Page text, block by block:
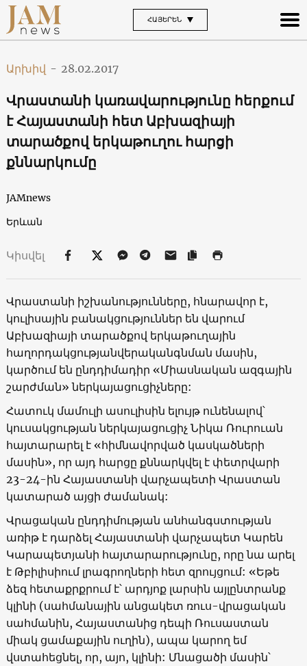
ՀԱՅԵՐԵՆ
Արխիվ - 28.02.2017
Վրաստանի կառավարությունը հերքում
է Հայաստանի հետ Աբխազիայի
տարածքով երկաթուղու հարցի
քննարկումը
JAMnews
Երևան
Կիսվել
Վրաստանի իշխանությունները, հնարավոր է,
կուլիսային բանակցություններ են վարում
Աբխազիայի տարածքով երկաթուղային
հաղորդակցությանվերականգնման մասին,
կարծում են ընդդիմադիր «Միասնական ազգային
շարժման» ներկայացուցիչները:
Հատուկ մամուլի ասուլիսին ելույթ ունենալով՝
կուսակցության ներկայացուցիչ Նիկա Ռուրուան
հայտարարել է «հիմնավորված կասկածների
մասին», որ այդ հարցը քննարկվել է փետրվարի
23-24-ին Հայաստանի վարչապետի Վրաստան
կատարած այցի ժամանակ:
Վրացական ընդդիմության անհանգստության
առիթ է դարձել Հայաստանի վարչապետ Կարեն
Կարապետյանի հայտարարությունը, որը նա արել
է Թբիլիսիում լրագրողների հետ զրույցում: «Եթե
ձեզ հետաքրքրում է՝ արդյոք լարսին այլընտրանք
կլինի (սահմանային անցակետ ռուս-վրացական
սահմանին, Հայաստանից դեպի Ռուսաստան
միակ ցամաքային ուղին), ապա կարող եմ
վստահեցնել, որ, այո, կլինի: Մնացածի մասին՝